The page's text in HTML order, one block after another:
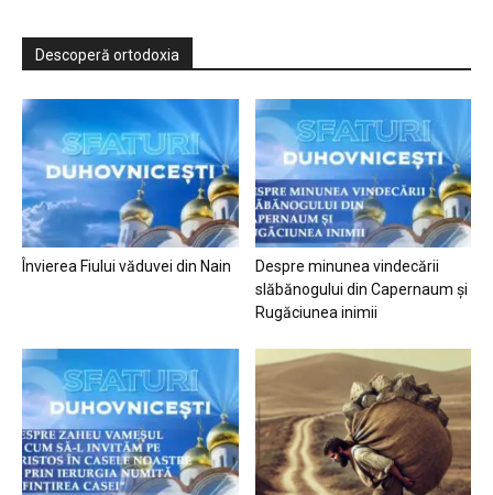
Descoperă ortodoxia
Învierea Fiului văduvei din Nain
Despre minunea vindecării
slăbănogului din Capernaum și
Rugăciunea inimii